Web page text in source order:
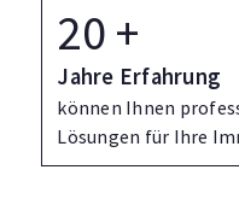
20 +
Jahre Erfahrung
können Ihnen
Lösungen für Ihre